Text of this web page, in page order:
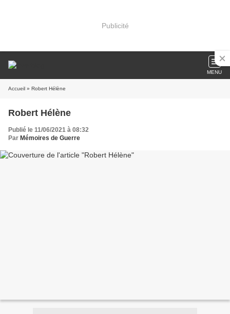
Publicité
MENU
Accueil » Robert Hélène
Robert Hélène
Publié le 11/06/2021 à 08:32
Par Mémoires de Guerre